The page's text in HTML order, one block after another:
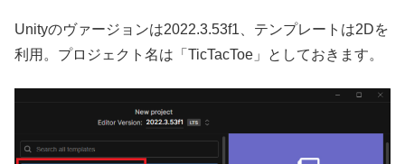
Unityのヴァージョンは2022.3.53f1、テンプレートは2Dを
利用。プロジェクト名は「TicTacToe」としておきます。